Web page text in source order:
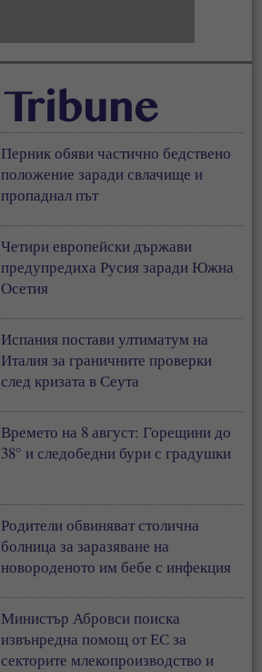
Перник обяви частично бедствено
положение заради свлачище и
пропаднал път
Четири европейски държави
предупредиха Русия заради Южна
Осетия
Испания постави ултиматум на
Италия за граничните проверки
след кризата в Сеута
Времето на 8 август: Горещини до
38° и следобедни бури с градушки
Родители обвиняват столична
болница за заразяване на
новороденото им бебе с инфекция
Министър Абровси поиска
извънредна помощ от ЕС за
секторите млекопроизводство и